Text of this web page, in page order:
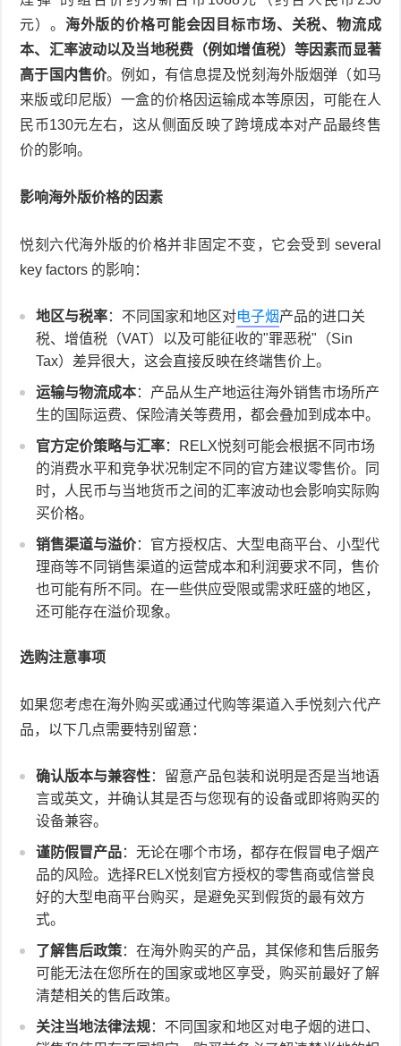
元）。 海外版的价格可能会因目标市场、关税、物流成
本、汇率波动以及当地税费（例如增值税）等因素而显著
高于国内售价。例如，有信息提及悦刻海外版烟弹（如马
来版或印尼版）一盒的价格因运输成本等原因，可能在人
民币130元左右，这从侧面反映了跨境成本对产品最终售
价的影响。
影响海外版价格的因素
悦刻六代海外版的价格并非固定不变，它会受到 several
key factors 的影响：
地区与税率：不同国家和地区对电子烟产品的进口关
税、增值税（VAT）以及可能征收的"罪恶税"（Sin
Tax）差异很大，这会直接反映在终端售价上。
运输与物流成本：产品从生产地运往海外销售市场所产
生的国际运费、保险清关等费用，都会叠加到成本中。
官方定价策略与汇率：RELX悦刻可能会根据不同市场
的消费水平和竞争状况制定不同的官方建议零售价。同
时，人民币与当地货币之间的汇率波动也会影响实际购
买价格。
销售渠道与溢价：官方授权店、大型电商平台、小型代
理商等不同销售渠道的运营成本和利润要求不同，售价
也可能有所不同。在一些供应受限或需求旺盛的地区，
还可能存在溢价现象。
选购注意事项
如果您考虑在海外购买或通过代购等渠道入手悦刻六代产
品，以下几点需要特别留意：
确认版本与兼容性：留意产品包装和说明是否是当地语
言或英文，并确认其是否与您现有的设备或即将购买的
设备兼容。
谨防假冒产品：无论在哪个市场，都存在假冒电子烟产
品的风险。选择RELX悦刻官方授权的零售商或信誉良
好的大型电商平台购买，是避免买到假货的最有效方
式。
了解售后政策：在海外购买的产品，其保修和售后服务
可能无法在您所在的国家或地区享受，购买前最好了解
清楚相关的售后政策。
关注当地法律法规：不同国家和地区对电子烟的进口、